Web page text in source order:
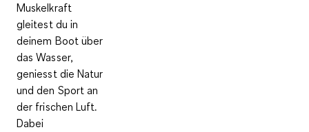
Muskelkraft
gleitest du in
deinem Boot über
das Wasser,
geniesst die Natur
und den Sport an
der frischen Luft.
Dabei